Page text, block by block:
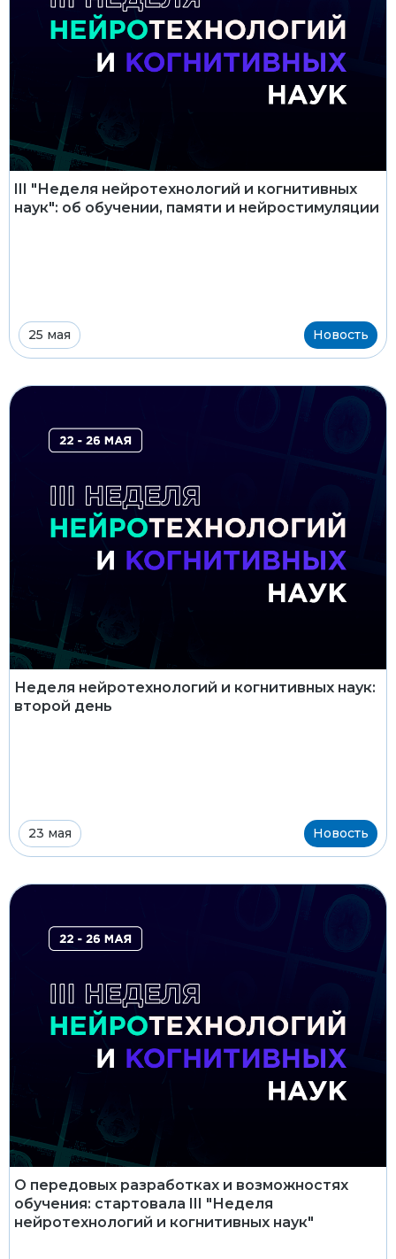
III "Неделя нейротехнологий и когнитивных
наук": об обучении, памяти и нейростимуляции
25 мая Новость
Неделя нейротехнологий и когнитивных наук:
второй день
23 мая Новость
О передовых разработках и возможностях
обучения: стартовала III "Неделя
нейротехнологий и когнитивных наук"